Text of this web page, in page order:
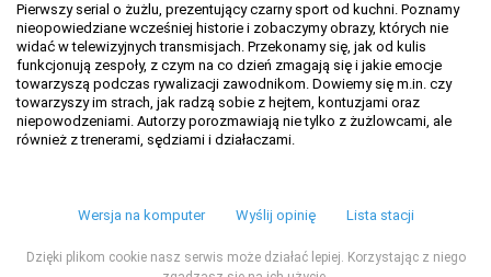
Pierwszy serial o żużlu, prezentujący czarny sport od kuchni. Poznamy
nieopowiedziane wcześniej historie i zobaczymy obrazy, których nie
widać w telewizyjnych transmisjach. Przekonamy się, jak od kulis
funkcjonują zespoły, z czym na co dzień zmagają się i jakie emocje
towarzyszą podczas rywalizacji zawodnikom. Dowiemy się m.in. czy
towarzyszy im strach, jak radzą sobie z hejtem, kontuzjami oraz
niepowodzeniami. Autorzy porozmawiają nie tylko z żużlowcami, ale
również z trenerami, sędziami i działaczami.
Wersja na komputer Wyślij opinię Lista stacji
Dzięki plikom cookie nasz serwis może działać lepiej. Korzystając z niego